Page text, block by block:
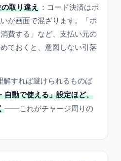
取り違え ：コード決済はポ
が画面で混ざります。「ポ
費する」など、支払い元の
ておくと、意図しない引落
解すれば避けられるものば
自動で使える」設定ほど、
——これがチャージ周りの